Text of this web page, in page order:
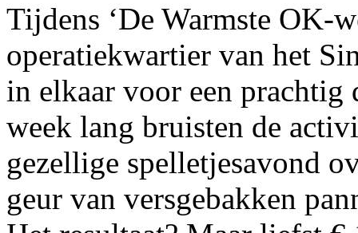
Tijdens ‘De Warmste OK-
operatiekwartier van het
in elkaar voor een prachtig
week lang bruisten de
gezellige spelletjesavond
geur van versgebakken